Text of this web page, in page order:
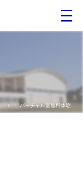
『バーチャル室無料体験会』日程変更のお知らせ